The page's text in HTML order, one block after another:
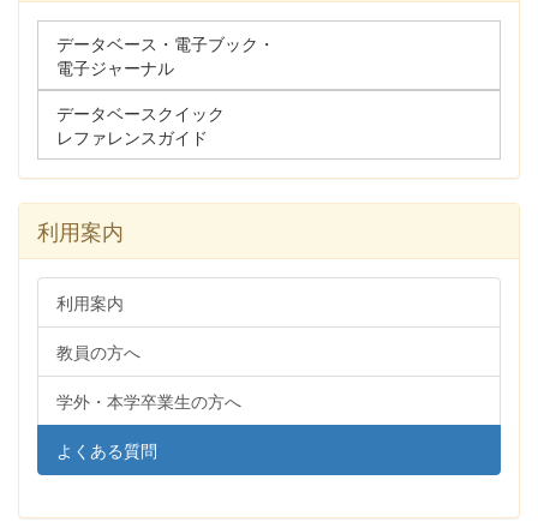
データベース・電子ブック・
電子ジャーナル
データベースクイック
レファレンスガイド
利用案内
利用案内
教員の方へ
学外・本学卒業生の方へ
よくある質問